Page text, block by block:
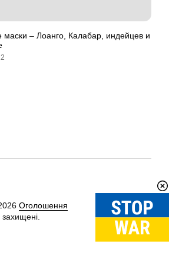
маски – Лоанго, Калабар, индейцев и
Оголошення
Вгору↑